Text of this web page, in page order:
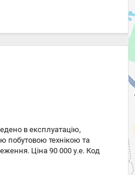
в експлуатацію,
побутовою технікою та
Ціна 90 000 у.е. Код